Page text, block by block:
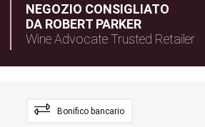
NEGOZIO CONSIGLIATO
DA ROBERT PARKER
Wine Advocate Trusted Retailer
Bonifico bancario